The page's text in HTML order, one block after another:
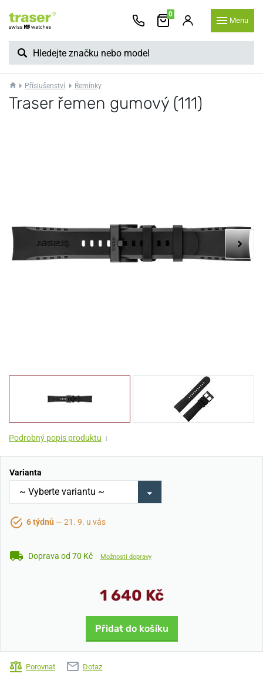
0
Menu
Příslušenství Řemínky
Traser řemen gumový (111)
Podrobný popis produktu ↓
Varianta
6 týdnů — 21. 9. u vás
Doprava od 70 Kč Možnosti dopravy
1 640 Kč
Přidat do košíku
Porovnat Dotaz